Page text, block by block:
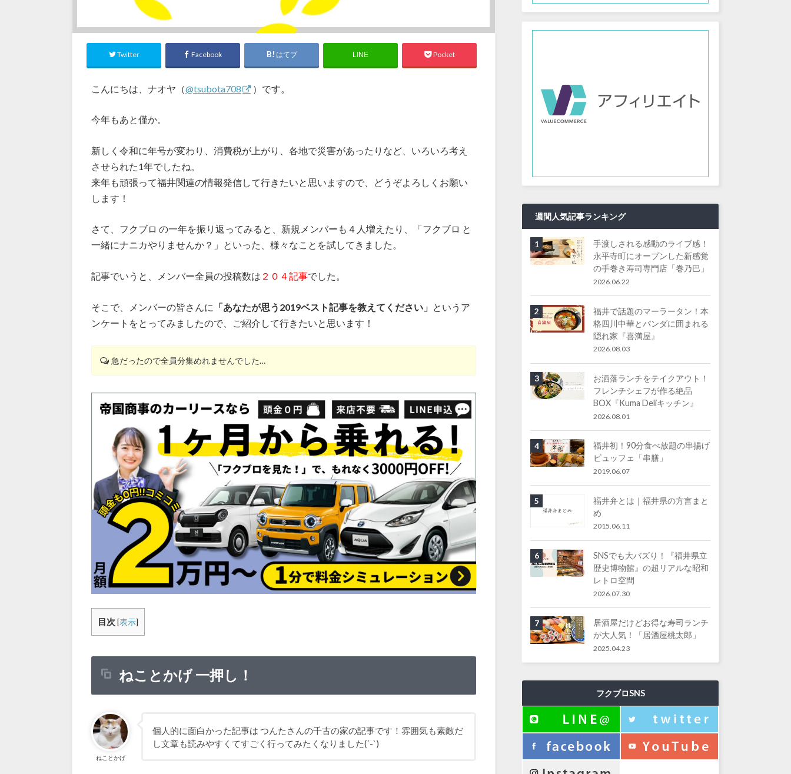
Twitter Facebook はてブ LINE Pocket
こんにちは、ナオヤ（@tsubota708 ）です。
今年もあと僅か。
新しく令和に年号が変わり、消費税が上がり、各地で災害があったりなど、いろいろ考え
させられた1年でしたね。
来年も頑張って福井関連の情報発信して行きたいと思いますので、どうぞよろしくお願い
します！
さて、フクブロ の一年を振り返ってみると、新規メンバーも４人増えたり、「フクブロ と
一緒にナニカやりませんか？」といった、様々なことを試してきました。
記事でいうと、メンバー全員の投稿数は ２０４記事でした。
そこで、メンバーの皆さんに 「あなたが思う2019ベスト記事を教えてください」
というア
ンケートをとってみましたので、ご紹介して行きたいと思います！
急だったので全員分集めれませんでした…
目次 [表示]
ねことかげ 一押し！
ねことかげ
個人的に面白かった記事は つんたさんの千古の家の記事です！雰囲気も素敵だ
し文章も読みやすくてすごく行ってみたくなりました(´-`)
週間人気記事ランキング
1
手渡しされる感動のライブ感！
永平寺町にオープンした新感覚
の手巻き寿司専門店「巻乃巴」
2026.06.22
2
福井で話題のマーラータン！本
格四川中華とパンダに囲まれる
隠れ家『喜満屋』
2026.08.03
3
お洒落ランチをテイクアウト！
フレンチシェフが作る絶品
BOX『Kuma Deliキッチン』
2026.08.01
4
福井初！90分食べ放題の串揚げ
ビュッフェ「串膳」
2019.06.07
5
福井弁とは｜福井県の方言まと
め
2015.06.11
6
SNSでも大バズり！『福井県立
歴史博物館』の超リアルな昭和
レトロ空間
2026.07.30
7
居酒屋だけどお得な寿司ランチ
が大人気！「居酒屋桃太郎」
2025.04.23
フクブロSNS